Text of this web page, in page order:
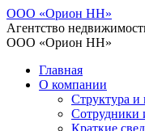
ООО «Орион НН»
Агентство
ООО «Орион НН»
Главная
О компании
Структура
Сотрудники
Краткие